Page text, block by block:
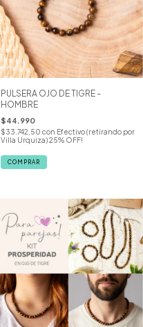
PULSERA OJO DE TIGRE -
HOMBRE
$44.990
$33.742,50 con Efectivo (retirando por
Villa Urquiza) 25% OFF!
COMPRAR